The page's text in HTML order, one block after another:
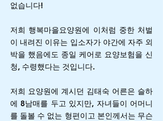
없습니다!
저희 행복마을요양원에 이처럼 중한 처벌
이 내려진 이유는 입소자가 야간에 자주 외
박을 했음에도 종일 케어로 요양보험을 신
청, 수령했다는 것입니다.
저희 요양원에 계시던 김태숙 어른은 슬하
에 8남매를 두고 있지만, 자녀들이 어머니
를 돌볼 수 없는 형편이고 본인께서는 무슨